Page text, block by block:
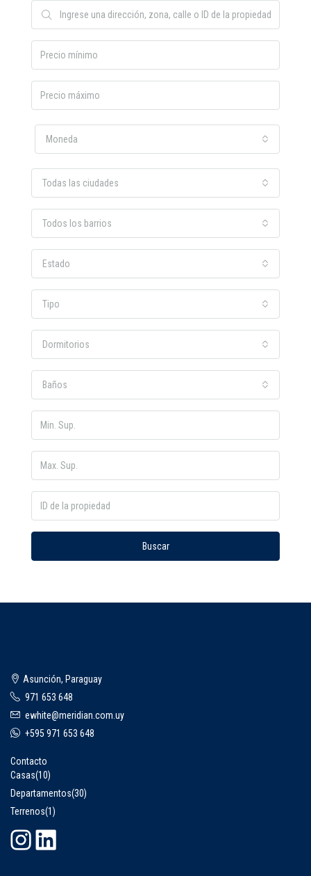
Moneda
Todas las ciudades
Todos los barrios
Estado
Tipo
Dormitorios
Baños
Buscar
Asunción, Paraguay
971 653 648
ewhite@meridian.com.uy
+595 971 653 648
Contacto
Casas(10)
Departamentos(30)
Terrenos(1)